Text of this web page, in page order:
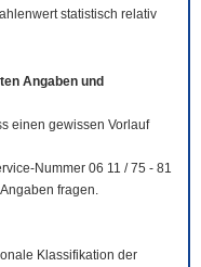
statistisch relativ
Angaben und
einen gewissen Vorlauf
Nummer 06 11 / 75 - 81
fragen.
Klassifikation der